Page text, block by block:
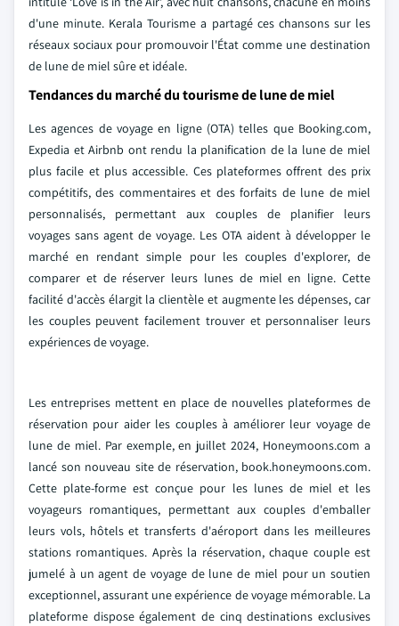
d'une minute. Kerala Tourisme a partagé ces chansons sur les
réseaux sociaux pour promouvoir l'État comme une destination
de lune de miel sûre et idéale.
Tendances du marché du tourisme de lune de miel
Les agences de voyage en ligne (OTA) telles que Booking.com,
Expedia et Airbnb ont rendu la planification de la lune de miel
plus facile et plus accessible. Ces plateformes offrent des prix
compétitifs, des commentaires et des forfaits de lune de miel
personnalisés, permettant aux couples de planifier leurs
voyages sans agent de voyage. Les OTA aident à développer le
marché en rendant simple pour les couples d'explorer, de
comparer et de réserver leurs lunes de miel en ligne. Cette
facilité d'accès élargit la clientèle et augmente les dépenses, car
les couples peuvent facilement trouver et personnaliser leurs
expériences de voyage.
Les entreprises mettent en place de nouvelles plateformes de
réservation pour aider les couples à améliorer leur voyage de
lune de miel. Par exemple, en juillet 2024, Honeymoons.com a
lancé son nouveau site de réservation, book.honeymoons.com.
Cette plate-forme est conçue pour les lunes de miel et les
voyageurs romantiques, permettant aux couples d'emballer
leurs vols, hôtels et transferts d'aéroport dans les meilleures
stations romantiques. Après la réservation, chaque couple est
jumelé à un agent de voyage de lune de miel pour un soutien
exceptionnel, assurant une expérience de voyage mémorable. La
plateforme dispose également de cinq destinations exclusives